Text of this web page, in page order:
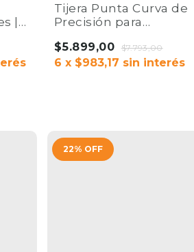
|
Tijera Punta Curva de
Precisión para
Indoor
$5.899,00 $7.793,00
6 x $983,17 sin interés
22% OFF